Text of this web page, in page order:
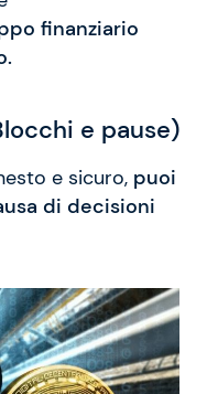
finanziario
e pause)
e sicuro, puoi
di decisioni